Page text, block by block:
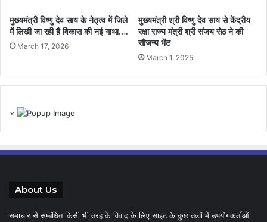
मुख्यमंत्री विष्णु देव साय के नेतृत्व में जिले
में लिखी जा रही है विकास की नई गाथा….
March 17, 2026
मुख्यमंत्री श्री विष्णु देव साय से केंद्रीय
रक्षा राज्य मंत्री श्री संजय सेठ ने की
सौजन्य भेंट
March 1, 2025
×
About Us
समाचार से सम्बंधित किसी भी तरह के विवाद के लिए साइट के कुछ तत्वों में उपयोगकर्ताओं